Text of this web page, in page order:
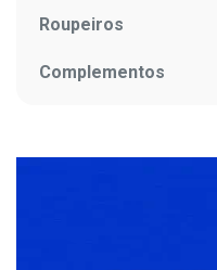
Roupeiros
Complementos